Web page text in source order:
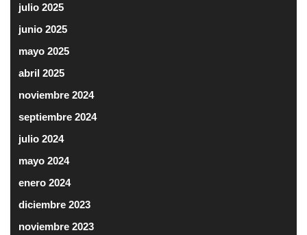
julio 2025
junio 2025
mayo 2025
abril 2025
noviembre 2024
septiembre 2024
julio 2024
mayo 2024
enero 2024
diciembre 2023
noviembre 2023